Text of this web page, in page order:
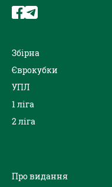
Збірна
Єврокубки
УПЛ
1 ліга
2 ліга
Про видання